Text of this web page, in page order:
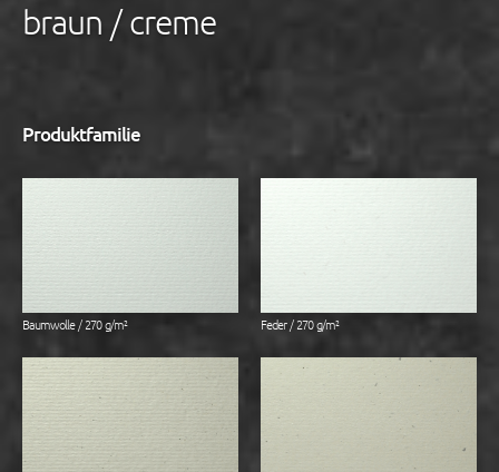
braun / creme
Produktfamilie
Baumwolle / 270 g/m² Feder / 270 g/m²